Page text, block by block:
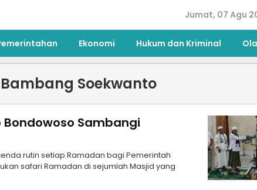
Jumat, 07 Agu
Ekonomi Hukum dan Kriminal
Soekwanto
Sambangi
rutin setiap Ramadan bagi Pemerintah
safari Ramadan di sejumlah Masjid yang